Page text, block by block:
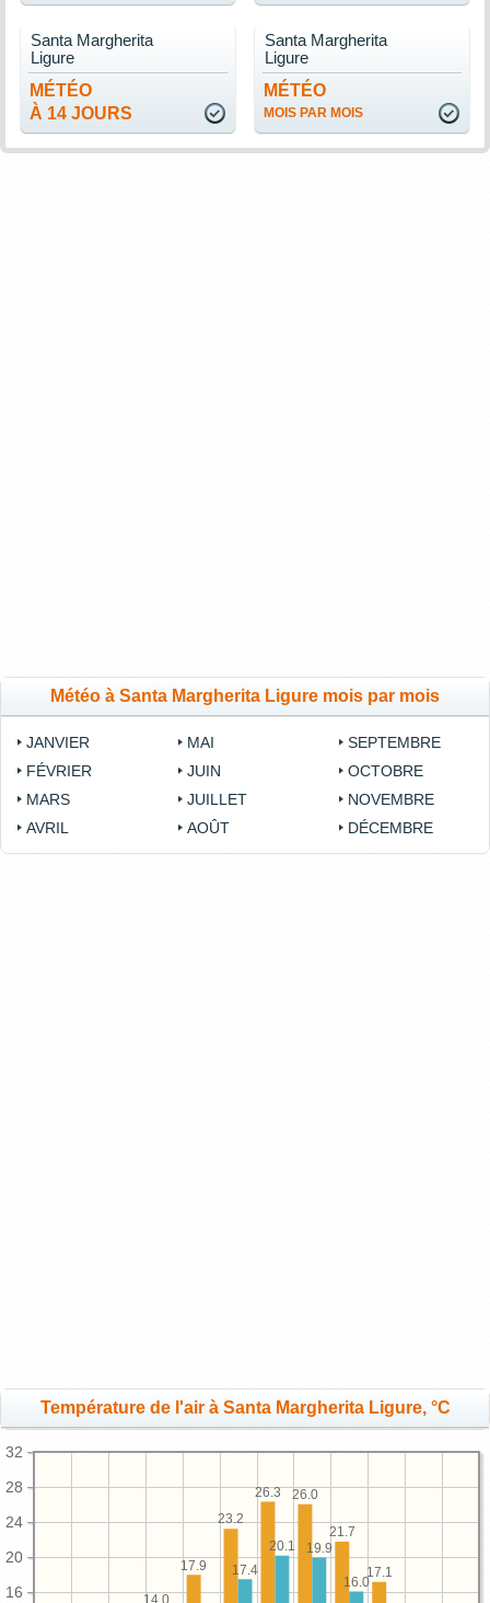
MÉTÉO
À 14 JOURS
Santa Margherita
Ligure
MÉTÉO
MOIS PAR MOIS
Santa Margherita
Ligure
Météo à Santa Margherita Ligure mois par mois
JANVIER
FÉVRIER
MARS
AVRIL
MAI
JUIN
JUILLET
AOÛT
SEPTEMBRE
OCTOBRE
NOVEMBRE
DÉCEMBRE
Température de l'air à Santa Margherita Ligure, °C
16
20
24
28
32
17.1
21.7
26.0
26.3
23.2
17.9
14.0
16.0
19.9
20.1
17.4